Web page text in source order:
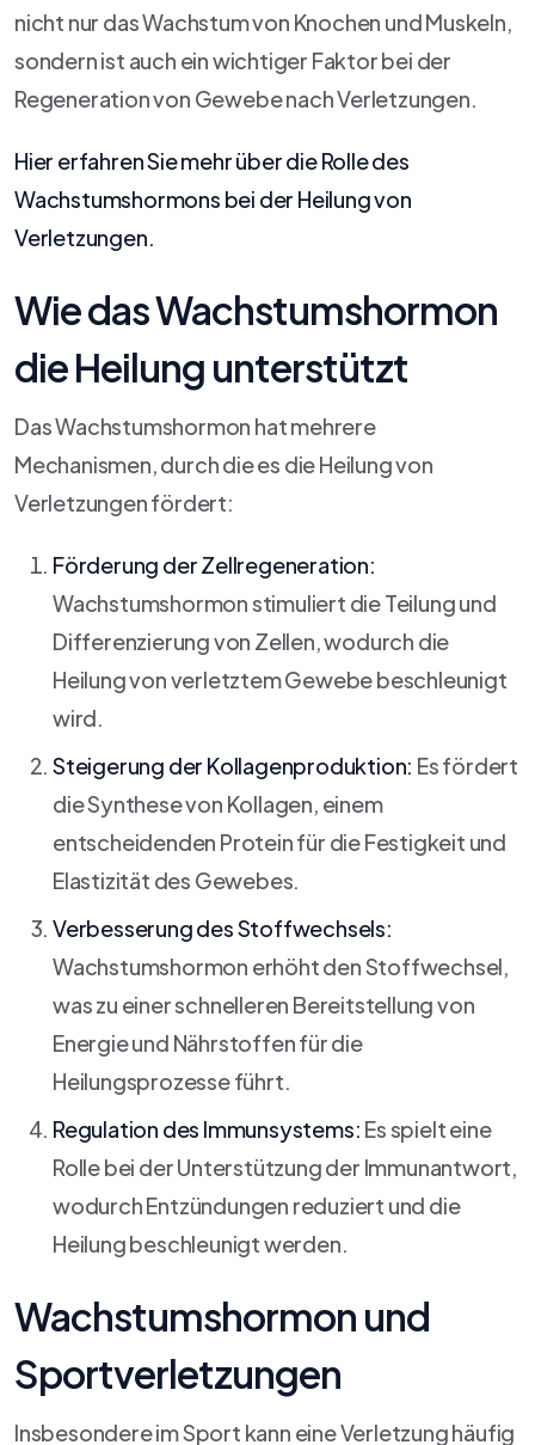
nicht nur das Wachstum von Knochen und Muskeln,
sondern ist auch ein wichtiger Faktor bei der
Regeneration von Gewebe nach Verletzungen.
Hier erfahren Sie mehr über die Rolle des
Wachstumshormons bei der Heilung von
Verletzungen.
Wie das Wachstumshormon
die Heilung unterstützt
Das Wachstumshormon hat mehrere
Mechanismen, durch die es die Heilung von
Verletzungen fördert:
Förderung der Zellregeneration:
Wachstumshormon stimuliert die Teilung und
Differenzierung von Zellen, wodurch die
Heilung von verletztem Gewebe beschleunigt
wird.
Steigerung der Kollagenproduktion: Es fördert
die Synthese von Kollagen, einem
entscheidenden Protein für die Festigkeit und
Elastizität des Gewebes.
Verbesserung des Stoffwechsels:
Wachstumshormon erhöht den Stoffwechsel,
was zu einer schnelleren Bereitstellung von
Energie und Nährstoffen für die
Heilungsprozesse führt.
Regulation des Immunsystems: Es spielt eine
Rolle bei der Unterstützung der Immunantwort,
wodurch Entzündungen reduziert und die
Heilung beschleunigt werden.
Wachstumshormon und
Sportverletzungen
Insbesondere im Sport kann eine Verletzung häufig